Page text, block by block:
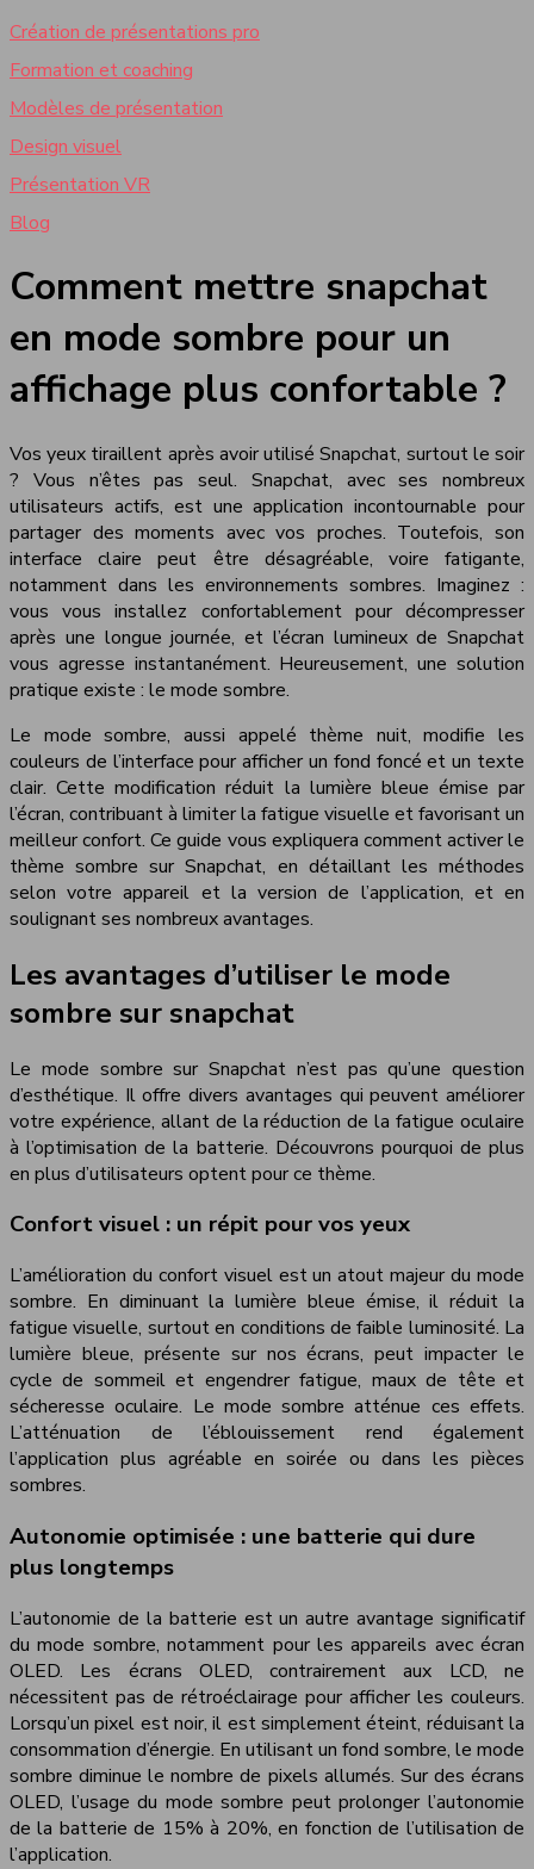
Création de présentations pro
Formation et coaching
Modèles de présentation
Design visuel
Présentation VR
Blog
Comment mettre snapchat
en mode sombre pour un
affichage plus confortable ?
Vos yeux tiraillent après avoir utilisé Snapchat, surtout le soir
? Vous n’êtes pas seul. Snapchat, avec ses nombreux
utilisateurs actifs, est une application incontournable pour
partager des moments avec vos proches. Toutefois, son
interface claire peut être désagréable, voire fatigante,
notamment dans les environnements sombres. Imaginez :
vous vous installez confortablement pour décompresser
après une longue journée, et l’écran lumineux de Snapchat
vous agresse instantanément. Heureusement, une solution
pratique existe : le mode sombre.
Le mode sombre, aussi appelé thème nuit, modifie les
couleurs de l’interface pour afficher un fond foncé et un texte
clair. Cette modification réduit la lumière bleue émise par
l’écran, contribuant à limiter la fatigue visuelle et favorisant un
meilleur confort. Ce guide vous expliquera comment activer le
thème sombre sur Snapchat, en détaillant les méthodes
selon votre appareil et la version de l’application, et en
soulignant ses nombreux avantages.
Les avantages d’utiliser le mode
sombre sur snapchat
Le mode sombre sur Snapchat n’est pas qu’une question
d’esthétique. Il offre divers avantages qui peuvent améliorer
votre expérience, allant de la réduction de la fatigue oculaire
à l’optimisation de la batterie. Découvrons pourquoi de plus
en plus d’utilisateurs optent pour ce thème.
Confort visuel : un répit pour vos yeux
L’amélioration du confort visuel est un atout majeur du mode
sombre. En diminuant la lumière bleue émise, il réduit la
fatigue visuelle, surtout en conditions de faible luminosité. La
lumière bleue, présente sur nos écrans, peut impacter le
cycle de sommeil et engendrer fatigue, maux de tête et
sécheresse oculaire. Le mode sombre atténue ces effets.
L’atténuation de l’éblouissement rend également
l’application plus agréable en soirée ou dans les pièces
sombres.
Autonomie optimisée : une batterie qui dure
plus longtemps
L’autonomie de la batterie est un autre avantage significatif
du mode sombre, notamment pour les appareils avec écran
OLED. Les écrans OLED, contrairement aux LCD, ne
nécessitent pas de rétroéclairage pour afficher les couleurs.
Lorsqu’un pixel est noir, il est simplement éteint, réduisant la
consommation d’énergie. En utilisant un fond sombre, le mode
sombre diminue le nombre de pixels allumés. Sur des écrans
OLED, l’usage du mode sombre peut prolonger l’autonomie
de la batterie de 15% à 20%, en fonction de l’utilisation de
l’application.